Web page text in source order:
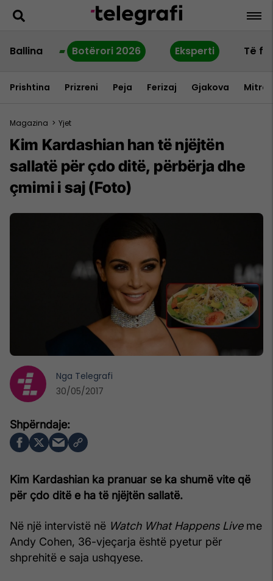
Ballina Botërori 2026 Eksperti Të
Prishtina Prizreni Peja Ferizaj Gjakova
Magazina > Yjet
Kim Kardashian han të njëjtën
sallatë për çdo ditë, përbërja dhe
çmimi i saj (Foto)
Kim Kardashian ka pranuar se ka shumë vite që
për çdo ditë e ha të njëjtën sallatë.
Në një intervistë në Watch What Happens Liveme
Andy Cohen, 36-vjeçarja është pyetur për
shprehitë e saja ushqyese.
Nga Telegrafi
30/05/2017